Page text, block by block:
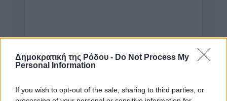
Δημοκρατική της Ρόδου - Do Not Process My
Personal Information
If you wish to opt-out of the sale, sharing to third parties, or